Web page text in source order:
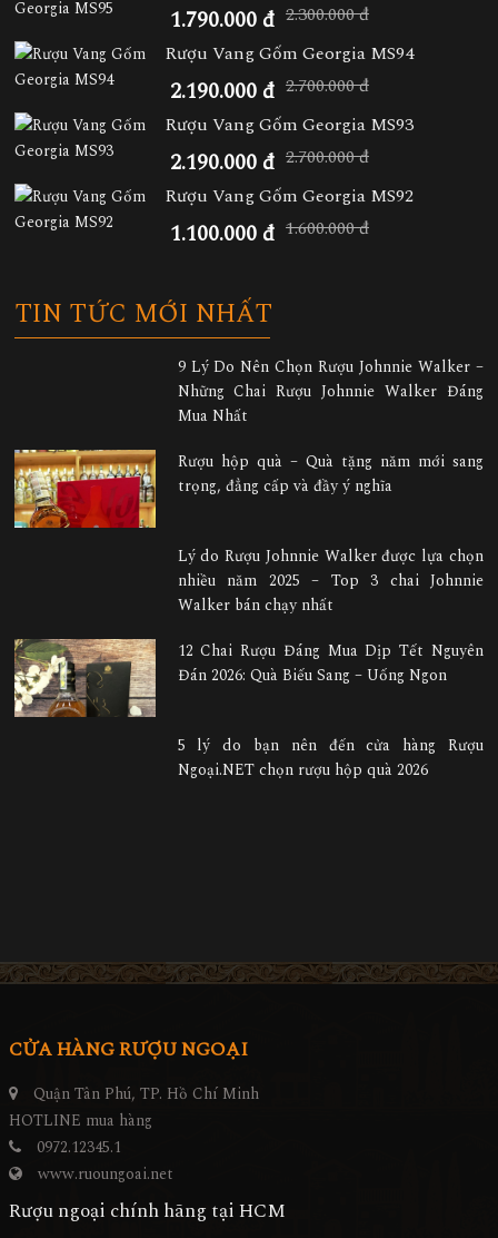
1.790.000 đ 2.300.000 đ
Rượu Vang Gốm Georgia MS94
2.190.000 đ 2.700.000 đ
Rượu Vang Gốm Georgia MS93
2.190.000 đ 2.700.000 đ
Rượu Vang Gốm Georgia MS92
1.100.000 đ 1.600.000 đ
TIN TỨC MỚI NHẤT
9 Lý Do Nên Chọn Rượu Johnnie Walker –
Những Chai Rượu Johnnie Walker Đáng
Mua Nhất
Rượu hộp quà – Quà tặng năm mới sang
trọng, đẳng cấp và đầy ý nghĩa
Lý do Rượu Johnnie Walker được lựa chọn
nhiều năm 2025 – Top 3 chai Johnnie
Walker bán chạy nhất
12 Chai Rượu Đáng Mua Dịp Tết Nguyên
Đán 2026: Quà Biếu Sang – Uống Ngon
5 lý do bạn nên đến cửa hàng Rượu
Ngoại.NET chọn rượu hộp quà 2026
CỬA HÀNG RƯỢU NGOẠI
Quận Tân Phú, TP. Hồ Chí Minh
HOTLINE mua hàng
0972.12345.1
www.ruoungoai.net
Rượu ngoại chính hãng tại HCM